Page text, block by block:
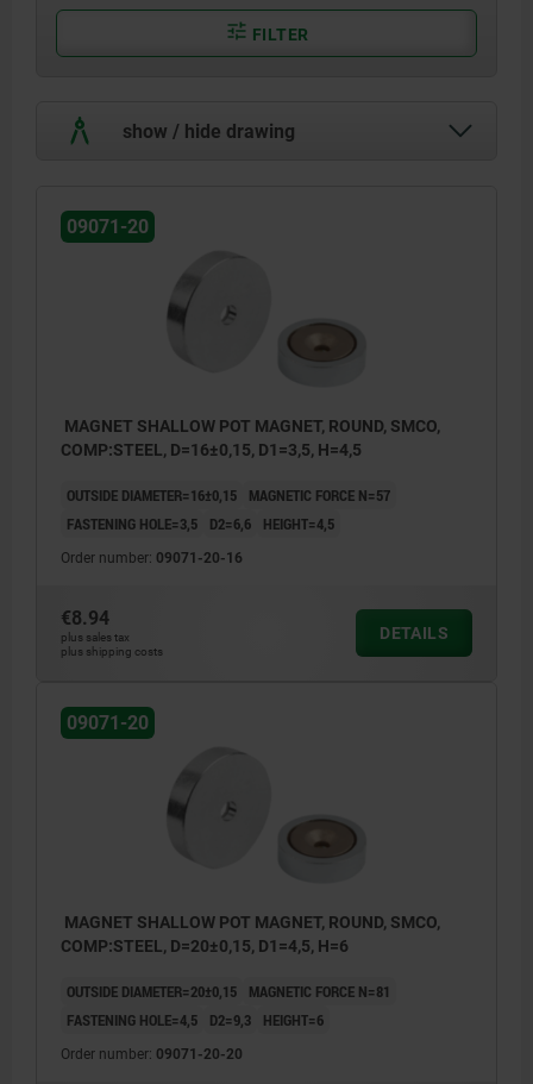
FILTER
show / hide drawing
1) magnetic face
09071-20
MAGNET SHALLOW POT MAGNET, ROUND, SMCO,
COMP:STEEL, D=16±0,15, D1=3,5, H=4,5
OUTSIDE DIAMETER=16±0,15
MAGNETIC FORCE N=57
FASTENING HOLE=3,5
D2=6,6 HEIGHT=4,5
Order number: 09071-20-16
€8.94
plus sales tax
plus shipping costs
DETAILS
09071-20
MAGNET SHALLOW POT MAGNET, ROUND, SMCO,
COMP:STEEL, D=20±0,15, D1=4,5, H=6
OUTSIDE DIAMETER=20±0,15
MAGNETIC FORCE N=81
FASTENING HOLE=4,5
D2=9,3 HEIGHT=6
Order number: 09071-20-20